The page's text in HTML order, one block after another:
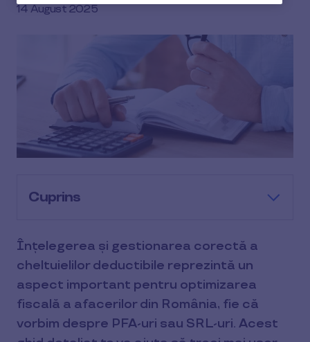
14 August 2025
Cuprins
Înțelegerea și gestionarea corectă a
cheltuielilor deductibile reprezintă un
aspect important pentru optimizarea
fiscală a afacerilor din România, fie că
vorbim despre PFA-uri sau SRL-uri. Acest